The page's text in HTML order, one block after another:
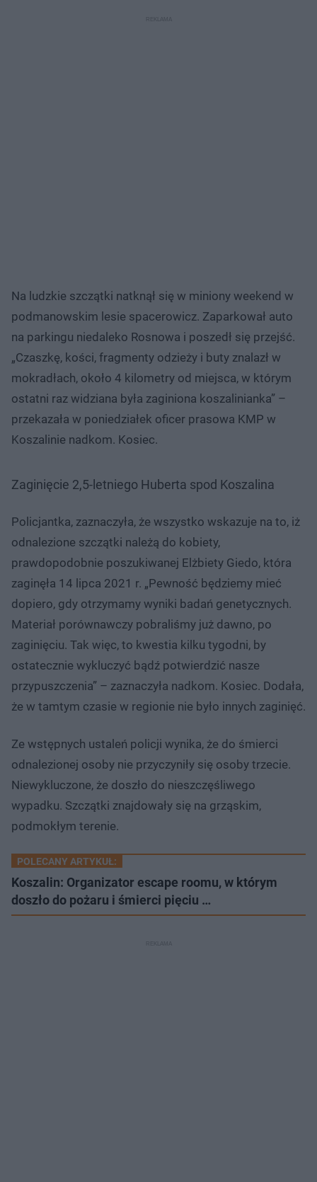
Na ludzkie szczątki natknął się w miniony weekend w
podmanowskim lesie spacerowicz. Zaparkował auto
na parkingu niedaleko Rosnowa i poszedł się przejść.
„Czaszkę, kości, fragmenty odzieży i buty znalazł w
mokradłach, około 4 kilometry od miejsca, w którym
ostatni raz widziana była zaginiona koszalinianka” –
przekazała w poniedziałek oficer prasowa KMP w
Koszalinie nadkom. Kosiec.
Zaginięcie 2,5-letniego Huberta spod Koszalina
Policjantka, zaznaczyła, że wszystko wskazuje na to, iż
odnalezione szczątki należą do kobiety,
prawdopodobnie poszukiwanej Elżbiety Giedo, która
zaginęła 14 lipca 2021 r. „Pewność będziemy mieć
dopiero, gdy otrzymamy wyniki badań genetycznych.
Materiał porównawczy pobraliśmy już dawno, po
zaginięciu. Tak więc, to kwestia kilku tygodni, by
ostatecznie wykluczyć bądź potwierdzić nasze
przypuszczenia” – zaznaczyła nadkom. Kosiec. Dodała,
że w tamtym czasie w regionie nie było innych zaginięć.
Ze wstępnych ustaleń policji wynika, że do śmierci
odnalezionej osoby nie przyczyniły się osoby trzecie.
Niewykluczone, że doszło do nieszczęśliwego
wypadku. Szczątki znajdowały się na grząskim,
podmokłym terenie.
POLECANY ARTYKUŁ:
Koszalin: Organizator escape roomu, w którym
doszło do pożaru i śmierci pięciu …